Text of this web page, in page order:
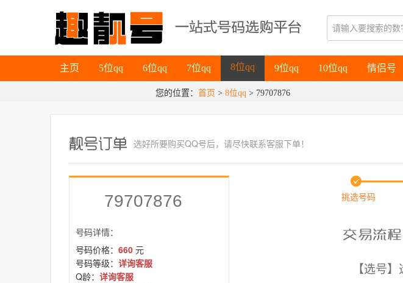
主页
主页
5位qq
5位qq
6位qq
6位qq
7位qq
8位qq
8位qq 9位qq 10位qq
10位qq
情侣号
情侣号
您的位置：首页 >8位qq > 79707876
选好所要购买QQ号后，请尽快联系客服下单！
79707876
号码详情：
号码价格： 660 元
号码等级： 详询客服
Q龄： 详询客服
挑选号码
【选号